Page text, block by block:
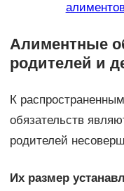
Алиментные
родителей и
К
обязательств
родителей
Их размер